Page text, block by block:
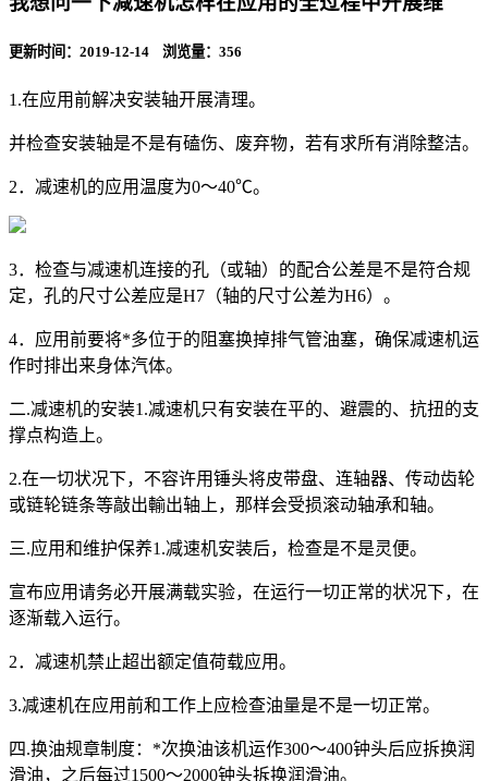
更新时间：2019-12-14 浏览量： 356
1.在应用前解决安装轴开展清理。
并检查安装轴是不是有磕伤、废弃物，若有求所有消除整洁。
2．减速机的应用温度为0～40℃。
3．检查与减速机连接的孔（或轴）的配合公差是不是符合规
定，孔的尺寸公差应是H7（轴的尺寸公差为H6）。
4．应用前要将*多位于的阻塞换掉排气管油塞，确保减速机运
作时排出来身体汽体。
二.减速机的安装1.减速机只有安装在平的、避震的、抗扭的支
撑点构造上。
2.在一切状况下，不容许用锤头将皮带盘、连轴器、传动齿轮
或链轮链条等敲出輸出轴上，那样会受损滚动轴承和轴。
三.应用和维护保养1.减速机安装后，检查是不是灵便。
宣布应用请务必开展满载实验，在运行一切正常的状况下，在
逐渐载入运行。
2．减速机禁止超出额定值荷载应用。
3.减速机在应用前和工作上应检查油量是不是一切正常。
四.换油规章制度：*次换油该机运作300～400钟头后应拆换润
滑油，之后每过1500～2000钟头拆换润滑油。